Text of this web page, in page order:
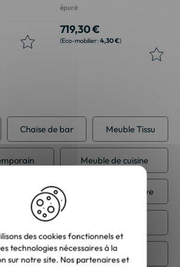
épuré
719,30 €
4,30 €
Chaise de bar Meuble Tissu
Meuble de cuisine
à manger Meuble scandinave
Tabouret salle à manger
des cookies fonctionnels et
technologies nécessaires à la
sur notre site. Nos partenaires et